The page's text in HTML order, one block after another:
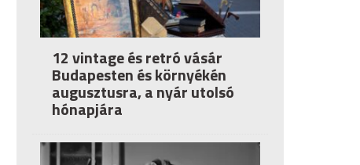
12 vintage és retró vásár
Budapesten és környékén
augusztusra, a nyár utolsó
hónapjára